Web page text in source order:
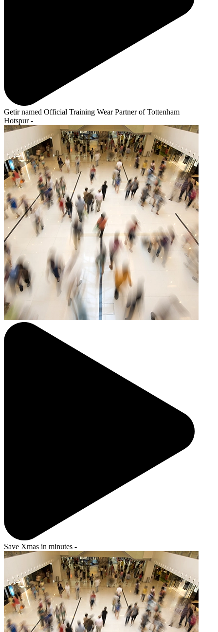
Getir named Official Training Wear Partner of Tottenham
Hotspur -
Save Xmas in minutes -